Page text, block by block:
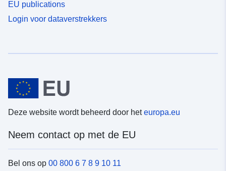
EU publications
Login voor dataverstrekkers
Deze website wordt beheerd door heteuropa.eu
Neem contact op met de EU
Bel ons op 00 800 6 7 8 9 10 11